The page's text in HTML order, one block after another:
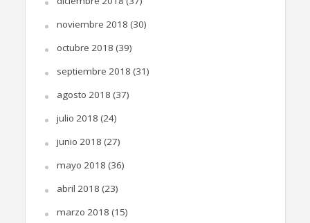
noviembre 2018 (30)
octubre 2018 (39)
septiembre 2018 (31)
agosto 2018 (37)
julio 2018 (24)
junio 2018 (27)
mayo 2018 (36)
abril 2018 (23)
marzo 2018 (15)